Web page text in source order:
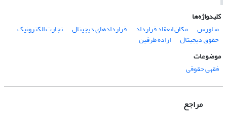
کلیدواژه‌ها
متاورس
مکان انعقاد قرارداد قراردادهای دیجیتال تجارت الکترونیک
حقوق دیجیتال
اراده طرفین
موضوعات
فقهی حقوقی
مراجع